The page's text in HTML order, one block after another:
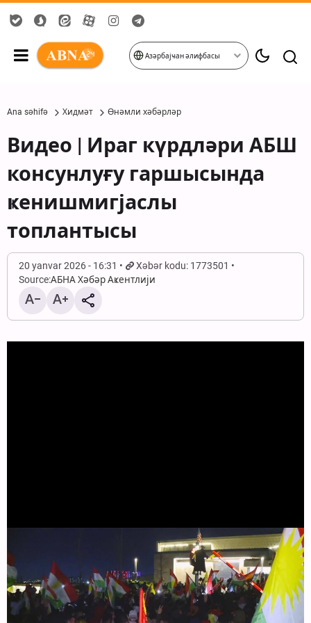
Азәрбајҹан әлифбасы
Ana səhifə Хидмәт Өнәмли хәбәрләр
Видео | Ираг күрдләри АБШ
консунлуғу гаршысында
ҝенишмигјаслы
топлантысы
20 yanvar 2026 - 16:31
Xəbər kodu: 1773501
Source:АБНА Хәбәр Аҝентлији